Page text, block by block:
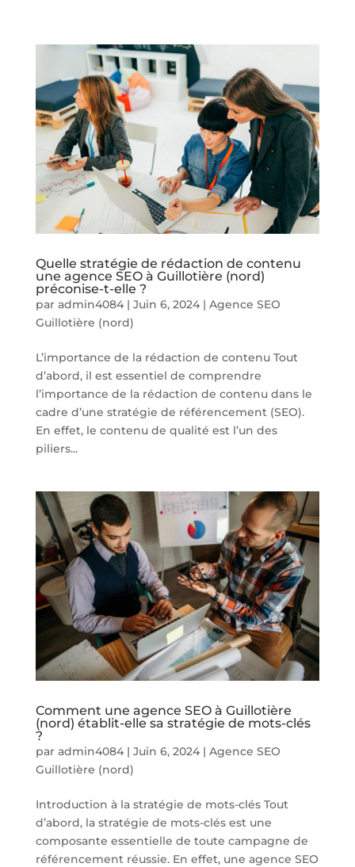
Quelle stratégie de rédaction de contenu
une agence SEO à Guillotière (nord)
préconise-t-elle ?
par admin4084| Juin 6, 2024| Agence SEO
Guillotière (nord)
L’importance de la rédaction de contenu Tout
d’abord, il est essentiel de comprendre
l’importance de la rédaction de contenu dans le
cadre d’une stratégie de référencement (SEO).
En effet, le contenu de qualité est l’un des
piliers...
Comment une agence SEO à Guillotière
(nord) établit-elle sa stratégie de mots-clés
?
par admin4084| Juin 6, 2024| Agence SEO
Guillotière (nord)
Introduction à la stratégie de mots-clés Tout
d’abord, la stratégie de mots-clés est une
composante essentielle de toute campagne de
référencement réussie. En effet, une agence SEO